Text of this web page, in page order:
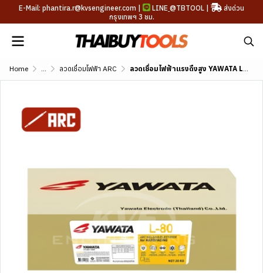
E-Mail: phantira.r@kvsengineer.com | LINE @TBTOOL |
ส่งด่วน
กรุงเทพฯ 3 ชม.
Home ... ลวดเชื่อมไฟฟ้า ARC ลวดเชื่อมไฟฟ้าแรงดึงสูง YAWATA L-80 (AWS A5.5 E11016-G)